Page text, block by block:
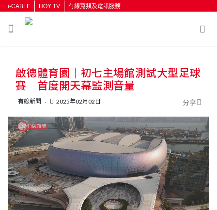
i-CABLE HOY TV 有線寬頻及電訊服務
按輸入鍵開始搜尋
啟德體育園｜初七主場館測試大型足球
賽 首度開天幕監測音量
有線新聞 2025年02月02日 分享